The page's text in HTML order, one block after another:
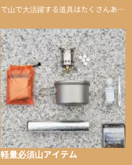
で山で大活躍する道具はたくさんあり
山に持ち込むと快適性や安心感をグッ
と引き上げてくれる――そんな意外性
のあるアイテムを紹介
軽量必須山アイテム